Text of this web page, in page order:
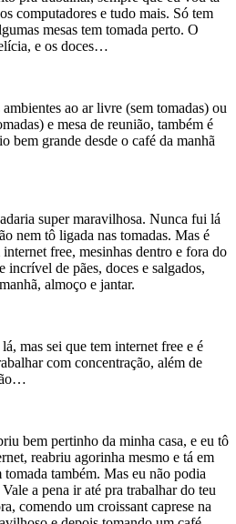
computadores e tudo mais. Só tem
mesas tem tomada perto. O
e os doces…
ao ar livre (sem tomadas) ou
e mesa de reunião, também é
bem grande desde o café da manhã
super maravilhosa. Nunca fui lá
nem tô ligada nas tomadas. Mas é
free, mesinhas dentro e fora do
de pães, doces e salgados,
almoço e jantar.
mas sei que tem internet free e é
com concentração, além de
bem pertinho da minha casa, e eu tô
reabriu agorinha mesmo e tá em
também. Mas eu não podia
a pena ir até pra trabalhar do teu
comendo um croissant caprese na